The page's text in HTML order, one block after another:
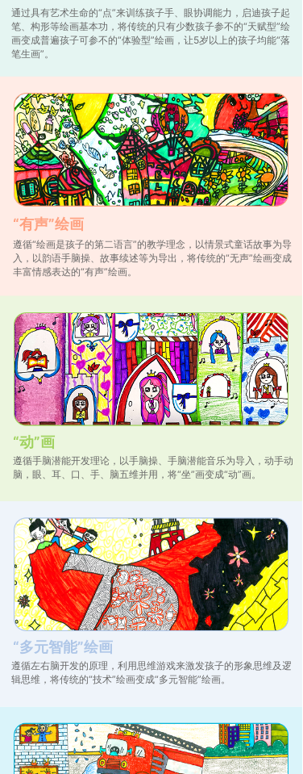
通过具有艺术生命的“点”来训练孩子手、眼协调能力，启迪孩子起
笔、构形等绘画基本功，将传统的只有少数孩子参不的“天赋型”绘
画变成普遍孩子可参不的“体验型”绘画，让5岁以上的孩子均能“落
笔生画”。
“有声”绘画
遵循“绘画是孩子的第二语言”的教学理念，以情景式童话故事为导
入，以韵语手脑操、故事续述等为导出，将传统的“无声”绘画变成
丰富情感表达的“有声”绘画。
“动”画
遵循手脑潜能开发理论，以手脑操、手脑潜能音乐为导入，动手动
脑，眼、耳、口、手、脑五维并用，将“坐”画变成“动”画。
“多元智能”绘画
遵循左右脑开发的原理，利用思维游戏来激发孩子的形象思维及逻
辑思维，将传统的“技术”绘画变成“多元智能”绘画。